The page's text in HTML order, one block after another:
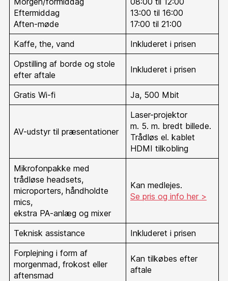
Eftermiddag
Aften-møde
13:00 til 16:00
17:00 til 21:00
Kaffe, the, vand
Inkluderet i prisen
Opstilling af borde og stole
efter aftale
Inkluderet i prisen
Gratis Wi-fi Ja, 500 Mbit
AV-udstyr til præsentationer
Laser-projektor
m. 5. m. bredt billede.
Trådløs el. kablet
HDMI tilkobling
Mikrofonpakke med
trådløse headsets,
microporters, håndholdte
mics,
ekstra PA-anlæg og mixer
Kan medlejes.
Se pris og info her >
Teknisk assistance
Inkluderet i prisen
Forplejning i form af
morgenmad, frokost eller
aftensmad
Kan tilkøbes efter
aftale